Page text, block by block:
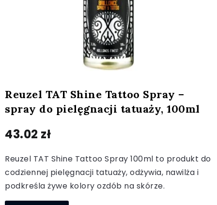
Reuzel TAT Shine Tattoo Spray –
spray do pielęgnacji tatuaży, 100ml
43.02 zł
Reuzel TAT Shine Tattoo Spray 100ml to produkt do
codziennej pielęgnacji tatuaży, odżywia, nawilża i
podkreśla żywe kolory ozdób na skórze.